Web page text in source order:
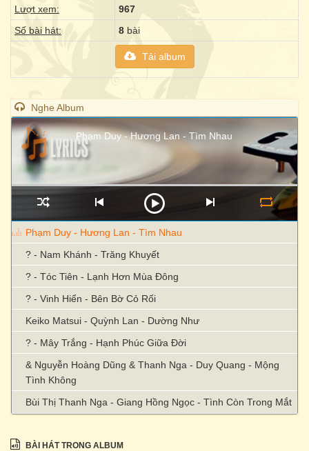
Lượt xem:
967
Số bài hát:
8 bài
Tải album
Nghe Album
Phạm Duy - Hương Lan - Tìm Nhau
Phạm Duy - Hương Lan - Tìm Nhau
? - Nam Khánh - Trăng Khuyết
? - Tóc Tiên - Lạnh Hơn Mùa Đông
? - Vinh Hiển - Bên Bờ Cỏ Rối
Keiko Matsui - Quỳnh Lan - Dường Như
? - Mây Trắng - Hạnh Phúc Giữa Đời
& Nguyễn Hoàng Dũng & Thanh Nga - Duy Quang - Mộng
Tình Không
Bùi Thị Thanh Nga - Giang Hồng Ngọc - Tình Còn Trong Mắt
BÀI HÁT TRONG ALBUM